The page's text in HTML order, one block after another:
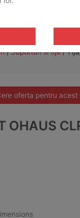
/Suporturi si tije/
oferta pentru acest
OHAUS